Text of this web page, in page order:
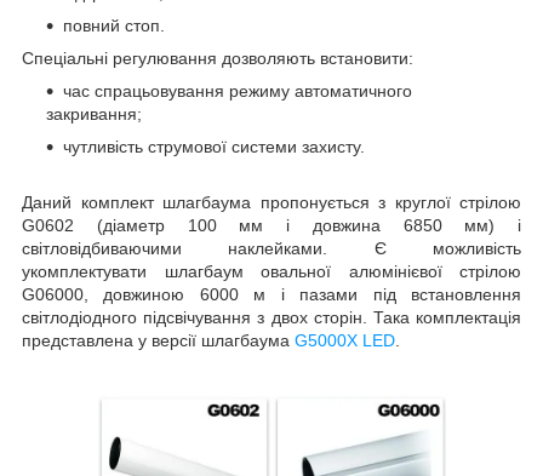
повний стоп.
Спеціальні регулювання дозволяють встановити:
час спрацьовування режиму автоматичного
закривання;
чутливість струмової системи захисту.
Даний комплект шлагбаума пропонується з круглої стрілою
G0602 (діаметр 100 мм і довжина 6850 мм) і
світловідбиваючими наклейками. Є можливість
укомплектувати шлагбаум овальної алюмінієвої стрілою
G06000, довжиною 6000 м і пазами під встановлення
світлодіодного підсвічування з двох сторін. Така комплектація
представлена у версії шлагбаума G5000X LED